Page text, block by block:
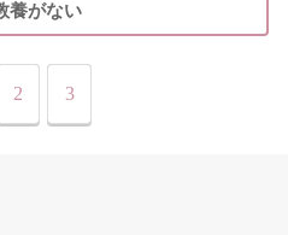
養がない
2 3